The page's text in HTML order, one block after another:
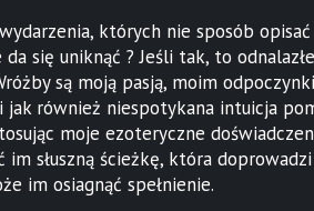
których nie sposób
się uniknąć ? Jeśli tak, to
są moją pasją, moim
jak również niespotykana intuicja
moje ezoteryczne
im słuszną ścieżkę, która
im osiagnąć spełnienie.